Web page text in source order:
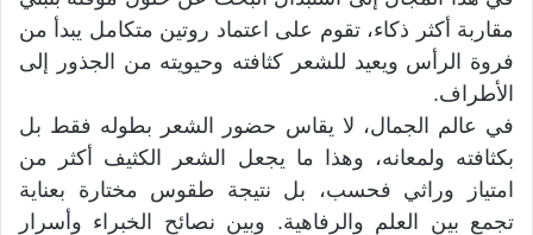
مقاربة أكثر ذكاء، تقوم على اعتماد روتين متكامل يبدأ من
فروة الرأس ويعيد للشعر كثافته وحيويته من الجذور إلى
الأطراف.
في عالم الجمال، لا يقاس حضور الشعر بطوله فقط بل
بكثافته ولمعانه، وهذا ما يجعل الشعر الكثيف أكثر من
امتياز وراثي فحسب، بل نتيجة طقوس مختارة بعناية
تجمع بين العلم والرفاهية. وبين نصائح الخبراء وأسرار